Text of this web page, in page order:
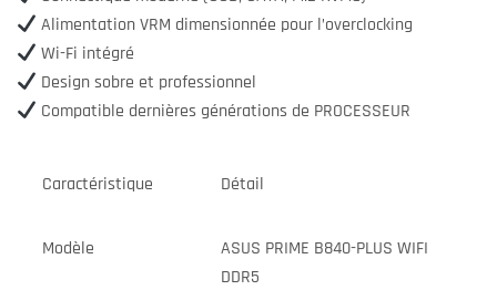
Alimentation VRM dimensionnée pour l’overclocking
Wi-Fi intégré
Design sobre et professionnel
Compatible dernières générations de PROCESSEUR
Caractéristique Détail
Modèle
ASUS PRIME B840-PLUS WIFI
DDR5